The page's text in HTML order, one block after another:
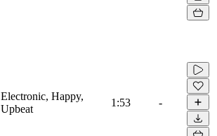
Electronic, Happy,
Upbeat
1:53 -